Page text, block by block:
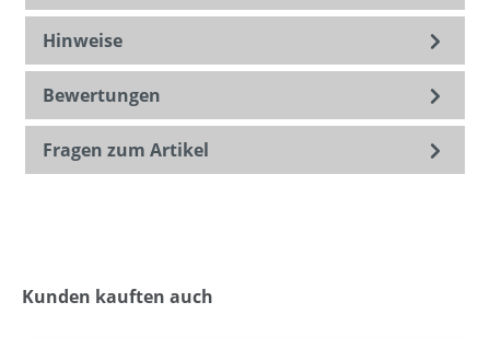
Hinweise
Bewertungen
Fragen zum Artikel
Kunden kauften auch